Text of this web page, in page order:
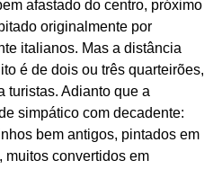
afastado do centro, próximo
originalmente por
italianos. Mas a distância
é de dois ou três quarteirões,
turistas. Adianto que a
simpático com decadente:
bem antigos, pintados em
muitos convertidos em